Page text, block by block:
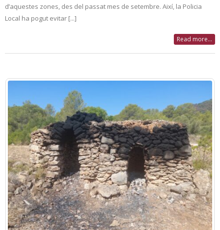
d’aquestes zones, des del passat mes de setembre. Així, la Policia
Local ha pogut evitar [...]
Read more...